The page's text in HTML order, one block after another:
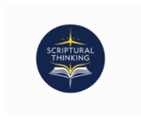
content